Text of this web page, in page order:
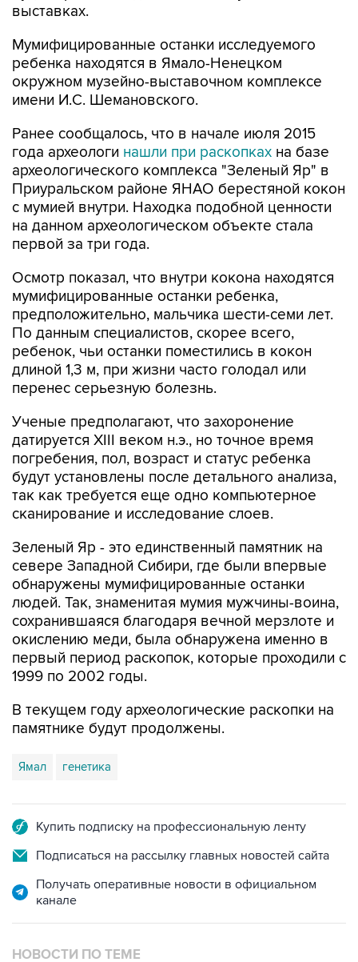
выставках.
Мумифицированные останки исследуемого
ребенка находятся в Ямало-Ненецком
окружном музейно-выставочном комплексе
имени И.С. Шемановского.
Ранее сообщалось, что в начале июля 2015
года археологи нашли при раскопках на базе
археологического комплекса "Зеленый Яр" в
Приуральском районе ЯНАО берестяной кокон
с мумией внутри. Находка подобной ценности
на данном археологическом объекте стала
первой за три года.
Осмотр показал, что внутри кокона находятся
мумифицированные останки ребенка,
предположительно, мальчика шести-семи лет.
По данным специалистов, скорее всего,
ребенок, чьи останки поместились в кокон
длиной 1,3 м, при жизни часто голодал или
перенес серьезную болезнь.
Ученые предполагают, что захоронение
датируется XIII веком н.э., но точное время
погребения, пол, возраст и статус ребенка
будут установлены после детального анализа,
так как требуется еще одно компьютерное
сканирование и исследование слоев.
Зеленый Яр - это единственный памятник на
севере Западной Сибири, где были впервые
обнаружены мумифицированные останки
людей. Так, знаменитая мумия мужчины-воина,
сохранившаяся благодаря вечной мерзлоте и
окислению меди, была обнаружена именно в
первый период раскопок, которые проходили с
1999 по 2002 годы.
В текущем году археологические раскопки на
памятнике будут продолжены.
Ямал генетика
Купить подписку на профессиональную ленту
Подписаться на рассылку главных новостей сайта
Получать оперативные новости в официальном
канале
НОВОСТИ ПО ТЕМЕ